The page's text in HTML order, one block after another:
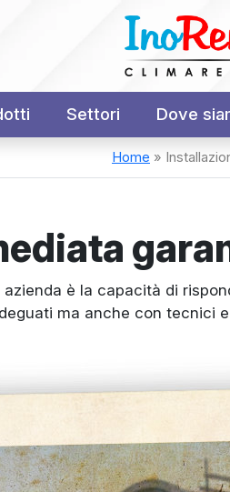
Settori Dove
Home »
è la capacità di
ma anche con tecnici